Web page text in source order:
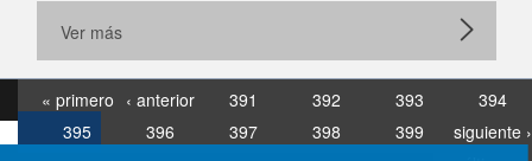
Ver más
« primero ‹ anterior 391 392 393
394
395
396 397 398 399
siguiente ›